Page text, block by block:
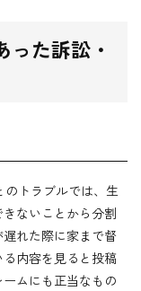
た訴訟・
のトラブルでは、生
ないことから分割
れた際に家まで督
内容を見ると投稿
ムにも正当なもの